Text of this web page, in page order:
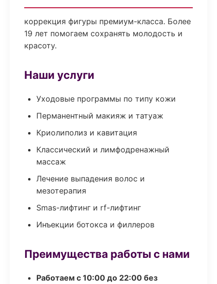
коррекция фигуры премиум-класса. Более
19 лет помогаем сохранять молодость и
красоту.
Наши услуги
Уходовые программы по типу кожи
Перманентный макияж и татуаж
Криолиполиз и кавитация
Классический и лимфодренажный
массаж
Лечение выпадения волос и
мезотерапия
Smas-лифтинг и rf-лифтинг
Инъекции ботокса и филлеров
Преимущества работы с нами
Работаем с 10:00 до 22:00 без